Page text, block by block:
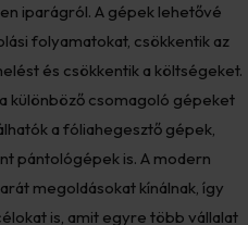
iparágról. A gépek lehetővé
folyamatokat, csökkentik az
és csökkentik a költségeket.
különböző csomagoló gépeket
a fóliahegesztő gépek,
pántológépek is. A modern
megoldásokat kínálnak, így
is, amit egyre több vállalat